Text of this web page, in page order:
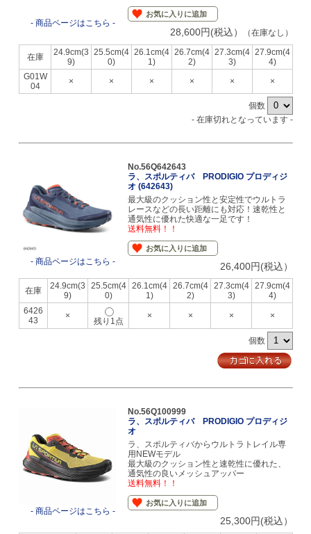
- 商品ページはこちら -
お気に入りに追加
28,600円(税込） （在庫なし）
在庫
24.9cm(3
9)
25.5cm(4
0)
26.1cm(4
1)
26.7cm(4
2)
27.3cm(4
3)
27.9cm(4
4)
G01W
04
× × × × × ×
個数
- 在庫切れとなっています -
- 商品ページはこちら -
No.56Q642643
ラ、スポルティバ PRODIGIO プロディジ
オ (642643)
最大級のクッション性と安定性でウルトラ
レースなどの長い距離にも対応！速乾性と
通気性に優れた快適な一足です！
送料無料！！
お気に入りに追加
26,400円(税込）
在庫
24.9cm(3
9)
25.5cm(4
0)
26.1cm(4
1)
26.7cm(4
2)
27.3cm(4
3)
27.9cm(4
4)
6426
43
×
残り1点
× × × ×
個数
- 商品ページはこちら -
No.56Q100999
ラ、スポルティバ PRODIGIO プロディジ
オ
ラ、スポルティバからウルトラトレイル専
用NEWモデル
最大級のクッション性と速乾性に優れた、
通気性の良いメッシュアッパー
送料無料！！
お気に入りに追加
25,300円(税込）